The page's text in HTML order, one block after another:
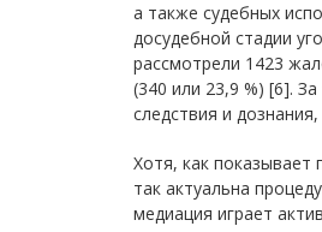
а также судебных
досудебной стадии
рассмотрели 1423
(340 или 23,9 %) [6].
следствия и
Хотя, как показывает
так актуальна
медиация играет